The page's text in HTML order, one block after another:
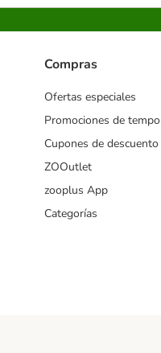
Compras
Ofertas especiales
Promociones de
Cupones de descuento
ZOOutlet
zooplus App
Categorías